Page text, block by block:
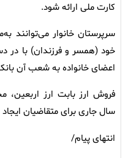
کارت ملی ارائه شود.
‌سرپرستان خانوار می‌توانند
خود (همسر و فرزندان) با
اعضای خانواده به شعب آن
‌فروش ارز بابت ارز اربعین،
سال جاری برای متقاضیان
انتهای پیام/